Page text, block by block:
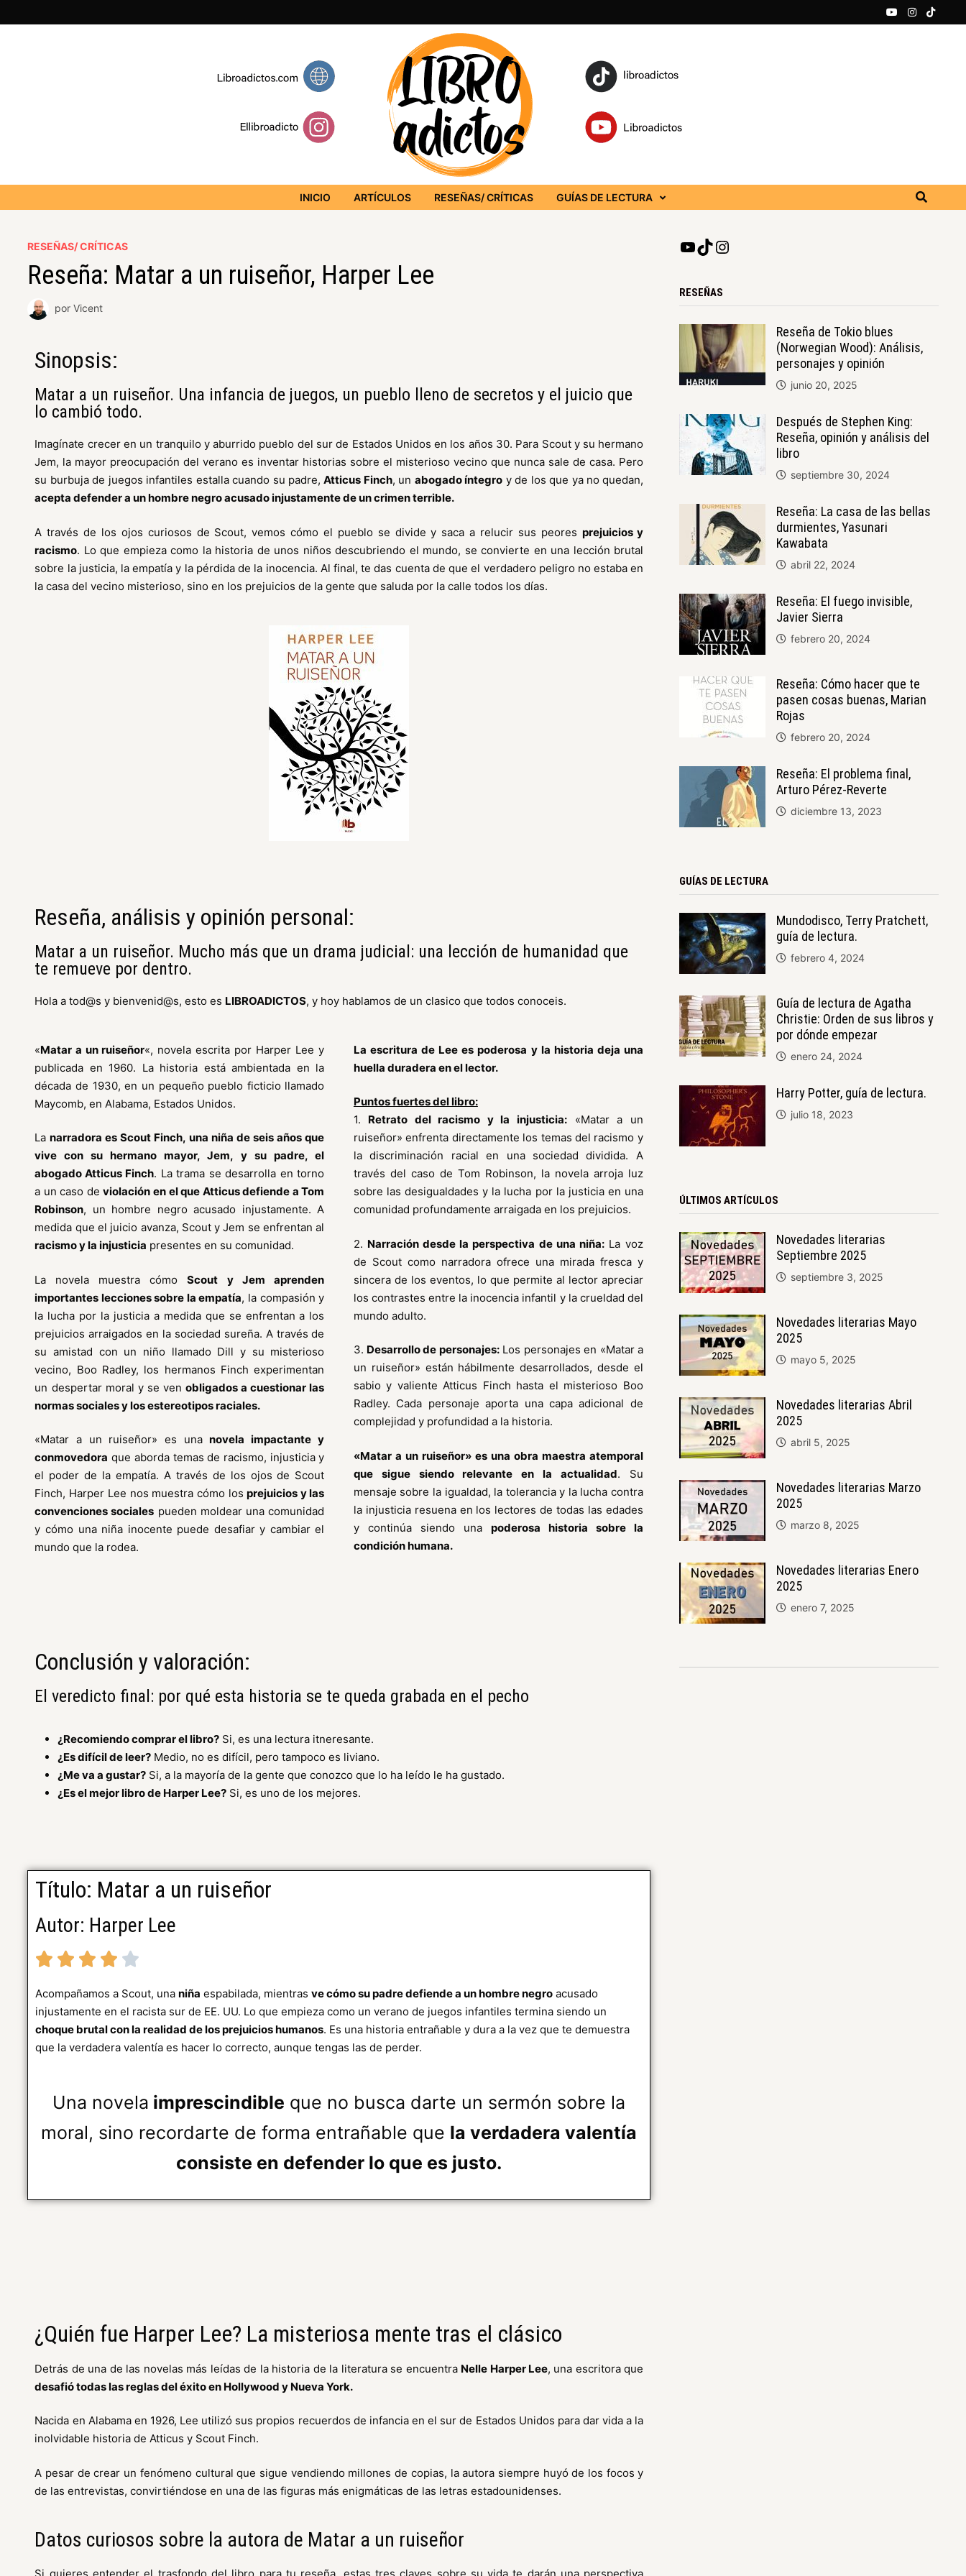
INICIO ARTÍCULOS RESEÑAS/ CRÍTICAS GUÍAS DE LECTURA
RESEÑAS/ CRÍTICAS
Reseña: Matar a un ruiseñor, Harper Lee
porVicent
Sinopsis:
Matar a un ruiseñor. Una infancia de juegos, un pueblo lleno de secretos y el juicio que
lo cambió todo.
Imagínate crecer en un tranquilo y aburrido pueblo del sur de Estados Unidos en los años 30. Para Scout y su hermano
Jem, la mayor preocupación del verano es inventar historias sobre el misterioso vecino que nunca sale de casa. Pero
su burbuja de juegos infantiles estalla cuando su padre,Atticus Finch, un abogado íntegro y de los que ya no quedan,
acepta defender a un hombre negro acusado injustamente de un crimen terrible.
A través de los ojos curiosos de Scout, vemos cómo el pueblo se divide y saca a relucir sus peores prejuicios y
racismo. Lo que empieza como la historia de unos niños descubriendo el mundo, se convierte en una lección brutal
sobre la justicia, la empatía y la pérdida de la inocencia. Al final, te das cuenta de que el verdadero peligro no estaba en
la casa del vecino misterioso, sino en los prejuicios de la gente que saluda por la calle todos los días.
Reseña, análisis y opinión personal:
Matar a un ruiseñor. Mucho más que un drama judicial: una lección de humanidad que
te remueve por dentro.
Hola a tod@s y bienvenid@s, esto es LIBROADICTOS, y hoy hablamos de un clasico que todos conoceis.
«Matar a un ruiseñor«, novela escrita por Harper Lee y
publicada en 1960. La historia está ambientada en la
década de 1930, en un pequeño pueblo ficticio llamado
Maycomb, en Alabama, Estados Unidos.
Lanarradora es Scout Finch, una niña de seis años que
vive con su hermano mayor, Jem, y su padre, el
abogado Atticus Finch. La trama se desarrolla en torno
a un caso deviolación en el que Atticus defiende a Tom
Robinson, un hombre negro acusado injustamente. A
medida que el juicio avanza, Scout y Jem se enfrentan al
racismo y la injusticia presentes en su comunidad.
La novela muestra cómoScout y Jem aprenden
importantes lecciones sobre la empatía, la compasión y
la lucha por la justicia a medida que se enfrentan a los
prejuicios arraigados en la sociedad sureña. A través de
su amistad con un niño llamado Dill y su misterioso
vecino, Boo Radley, los hermanos Finch experimentan
un despertar moral y se venobligados a cuestionar las
normas sociales y los estereotipos raciales.
«Matar a un ruiseñor» es unanovela impactante y
conmovedora que aborda temas de racismo, injusticia y
el poder de la empatía. A través de los ojos de Scout
Finch, Harper Lee nos muestra cómo losprejuicios y las
convenciones sociales pueden moldear una comunidad
y cómo una niña inocente puede desafiar y cambiar el
mundo que la rodea.
La escritura de Lee es poderosa y la historia deja una
huella duradera en el lector.
Puntos fuertes del libro:
1. Retrato del racismo y la injusticia:«Matar a un
ruiseñor» enfrenta directamente los temas del racismo y
la discriminación racial en una sociedad dividida. A
través del caso de Tom Robinson, la novela arroja luz
sobre las desigualdades y la lucha por la justicia en una
comunidad profundamente arraigada en los prejuicios.
2. Narración desde la perspectiva de una niña:La voz
de Scout como narradora ofrece una mirada fresca y
sincera de los eventos, lo que permite al lector apreciar
los contrastes entre la inocencia infantil y la crueldad del
mundo adulto.
3. Desarrollo de personajes:Los personajes en «Matar a
un ruiseñor» están hábilmente desarrollados, desde el
sabio y valiente Atticus Finch hasta el misterioso Boo
Radley. Cada personaje aporta una capa adicional de
complejidad y profundidad a la historia.
«Matar a un ruiseñor» es una obra maestra atemporal
que sigue siendo relevante en la actualidad. Su
mensaje sobre la igualdad, la tolerancia y la lucha contra
la injusticia resuena en los lectores de todas las edades
y continúa siendo una poderosa historia sobre la
condición humana.
Conclusión y valoración:
El veredicto final: por qué esta historia se te queda grabada en el pecho
¿Recomiendo comprar el libro? Si, es una lectura itneresante.
¿Es difícil de leer? Medio, no es difícil, pero tampoco es liviano.
¿Me va a gustar? Si, a la mayoría de la gente que conozco que lo ha leído le ha gustado.
¿Es el mejor libro de Harper Lee? Si, es uno de los mejores.
Título: Matar a un ruiseñor
Autor: Harper Lee
Acompañamos a Scout, unaniña espabilada, mientrasve cómo su padre defiende a un hombre negro acusado
injustamente en el racista sur de EE. UU. Lo que empieza como un verano de juegos infantiles termina siendo un
choque brutal con la realidad de los prejuicios humanos. Es una historia entrañable y dura a la vez que te demuestra
que la verdadera valentía es hacer lo correcto, aunque tengas las de perder.
Una novela imprescindible que no busca darte un sermón sobre la
moral, sino recordarte de forma entrañable que la verdadera valentía
consiste en defender lo que es justo.
¿Quién fue Harper Lee? La misteriosa mente tras el clásico
Detrás de una de las novelas más leídas de la historia de la literatura se encuentra Nelle Harper Lee, una escritora que
desafió todas las reglas del éxito en Hollywood y Nueva York.
Nacida en Alabama en 1926, Lee utilizó sus propios recuerdos de infancia en el sur de Estados Unidos para dar vida a la
inolvidable historia de Atticus y Scout Finch.
A pesar de crear un fenómeno cultural que sigue vendiendo millones de copias, la autora siempre huyó de los focos y
de las entrevistas, convirtiéndose en una de las figuras más enigmáticas de las letras estadounidenses.
Datos curiosos sobre la autora de Matar a un ruiseñor
RESEÑAS
Reseña de Tokio blues
(Norwegian Wood): Análisis,
personajes y opinión
junio 20, 2025
Después de Stephen King:
Reseña, opinión y análisis del
libro
septiembre 30, 2024
Reseña: La casa de las bellas
durmientes, Yasunari
Kawabata
abril 22, 2024
Reseña: El fuego invisible,
Javier Sierra
febrero 20, 2024
Reseña: Cómo hacer que te
pasen cosas buenas, Marian
Rojas
febrero 20, 2024
Reseña: El problema final,
Arturo Pérez-Reverte
diciembre 13, 2023
GUÍAS DE LECTURA
Mundodisco, Terry Pratchett,
guía de lectura.
febrero 4, 2024
Guía de lectura de Agatha
Christie: Orden de sus libros y
por dónde empezar
enero 24, 2024
Harry Potter, guía de lectura.
julio 18, 2023
ÚLTIMOS ARTÍCULOS
Novedades literarias
Septiembre 2025
septiembre 3, 2025
Novedades literarias Mayo
2025
mayo 5, 2025
Novedades literarias Abril
2025
abril 5, 2025
Novedades literarias Marzo
2025
marzo 8, 2025
Novedades literarias Enero
2025
enero 7, 2025